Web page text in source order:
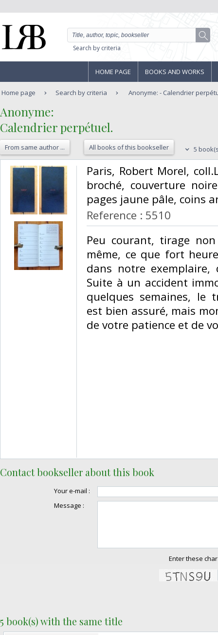
Search by criteria
HOME PAGE BOOKS AND WORKS
Home page Search by criteria Anonyme: - Calendrier
‎Anonyme: ‎
‎Calendrier perpétuel. ‎
From same author ... All books of this bookseller 5
‎Paris, Robert Morel,
broché, couverture
pages jaune pâle, coins
Reference : 5510
‎Peu courant, tirage
même, ce que fort
dans notre
Suite à un accident
quelques semaines, le
est bien assuré, mais
de votre patience et de
Contact bookseller about this book
Your e-mail :
Message :
Enter these
5 book(s) with the same title